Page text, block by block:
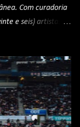
Com curadoria
e seis) artistas
paisagens e
profunda e a
Zurich
as galerias do
até o dia 13 de